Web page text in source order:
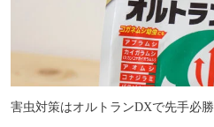
害虫対策はオルトランDXで先手必勝